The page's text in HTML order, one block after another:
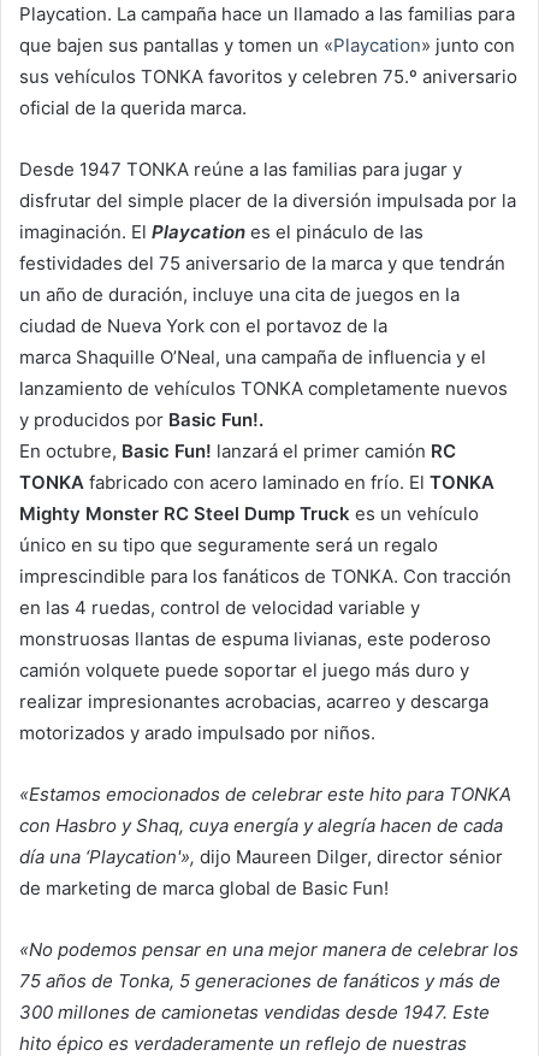
Playcation. La campaña hace un llamado a las familias para
que bajen sus pantallas y tomen un «Playcation» junto con
sus vehículos TONKA favoritos y celebren 75.º aniversario
oficial de la querida marca.
Desde 1947 TONKA reúne a las familias para jugar y
disfrutar del simple placer de la diversión impulsada por la
imaginación. El Playcation es el pináculo de las
festividades del 75 aniversario de la marca y que tendrán
un año de duración, incluye una cita de juegos en la
ciudad de Nueva York con el portavoz de la
marca Shaquille O’Neal, una campaña de influencia y el
lanzamiento de vehículos TONKA completamente nuevos
y producidos por Basic Fun!.
En octubre, Basic Fun! lanzará el primer camión RC
TONKA fabricado con acero laminado en frío. El TONKA
Mighty Monster RC Steel Dump Truck es un vehículo
único en su tipo que seguramente será un regalo
imprescindible para los fanáticos de TONKA. Con tracción
en las 4 ruedas, control de velocidad variable y
monstruosas llantas de espuma livianas, este poderoso
camión volquete puede soportar el juego más duro y
realizar impresionantes acrobacias, acarreo y descarga
motorizados y arado impulsado por niños.
«Estamos emocionados de celebrar este hito para TONKA
con Hasbro y Shaq, cuya energía y alegría hacen de cada
día una ‘Playcation'», dijo Maureen Dilger, director sénior
de marketing de marca global de Basic Fun!
«No podemos pensar en una mejor manera de celebrar los
75 años de Tonka, 5 generaciones de fanáticos y más de
300 millones de camionetas vendidas desde 1947. Este
hito épico es verdaderamente un reflejo de nuestras